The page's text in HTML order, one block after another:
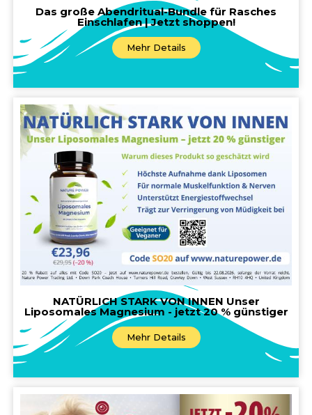
Das große Abendritual-Bundle für Rasches
Einschlafen | Jetzt shoppen!
Mehr Details
NATÜRLICH STARK VON INNEN Unser
Liposomales Magnesium - jetzt 20 % günstiger
Mehr Details